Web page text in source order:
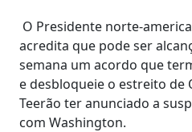
O Presidente norte-
acredita que pode ser
semana um acordo que
e desbloqueie o estreito de
Teerão ter anunciado a
com Washington.